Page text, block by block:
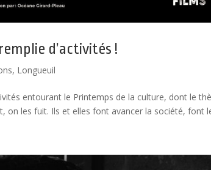
d’activités !
, Longueuil
entourant le Printemps de la culture, dont le
on les fuit. Ils et elles font avancer la société, font